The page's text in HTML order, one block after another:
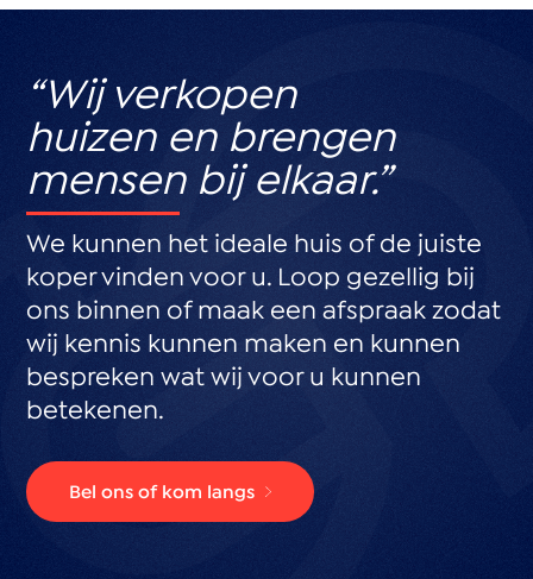
“Wij verkopen
huizen en brengen
mensen bij elkaar.”
We kunnen het ideale huis of de juiste
koper vinden voor u. Loop gezellig bij
ons binnen of maak een afspraak zodat
wij kennis kunnen maken en kunnen
bespreken wat wij voor u kunnen
betekenen.
Bel ons of kom langs